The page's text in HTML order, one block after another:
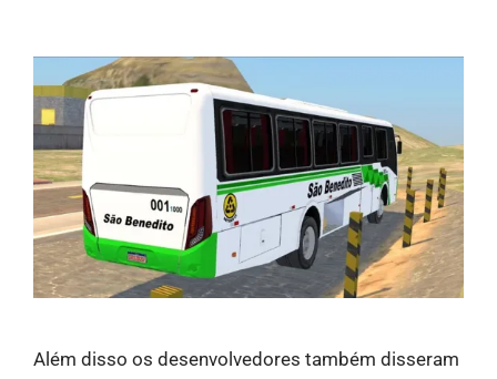
Além disso os desenvolvedores também disseram